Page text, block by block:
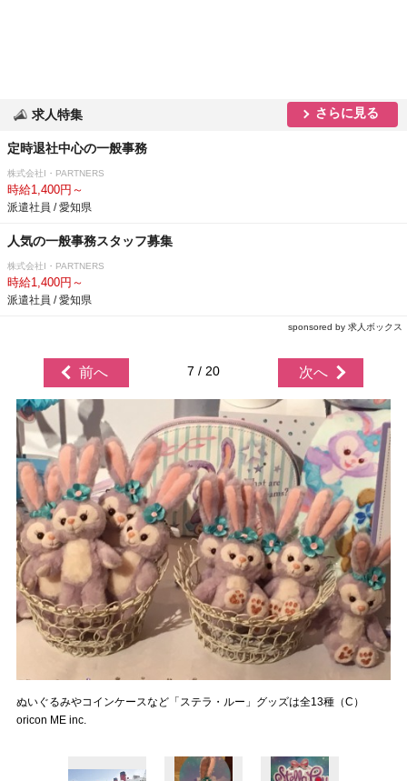
求人特集 さらに見る
定時退社中心の一般事務
株式会社I・PARTNERS
時給1,400円～
派遣社員 / 愛知県
人気の一般事務スタッフ募集
株式会社I・PARTNERS
時給1,400円～
派遣社員 / 愛知県
sponsored by 求人ボックス
前へ 7 / 20 次へ
ぬいぐるみやコインケースなど「ステラ・ルー」グッズは全13種（C）
oricon ME inc.